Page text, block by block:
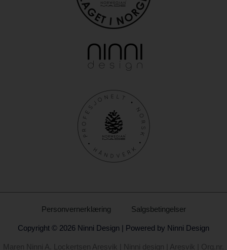
Personvernerklæring Salgsbetingelser
Copyright © 2026 Ninni Design | Powered by Ninni Design
Maren Ninni A. Lockertsen Aresvik | Ninni design | Aresvik | Org.nr.